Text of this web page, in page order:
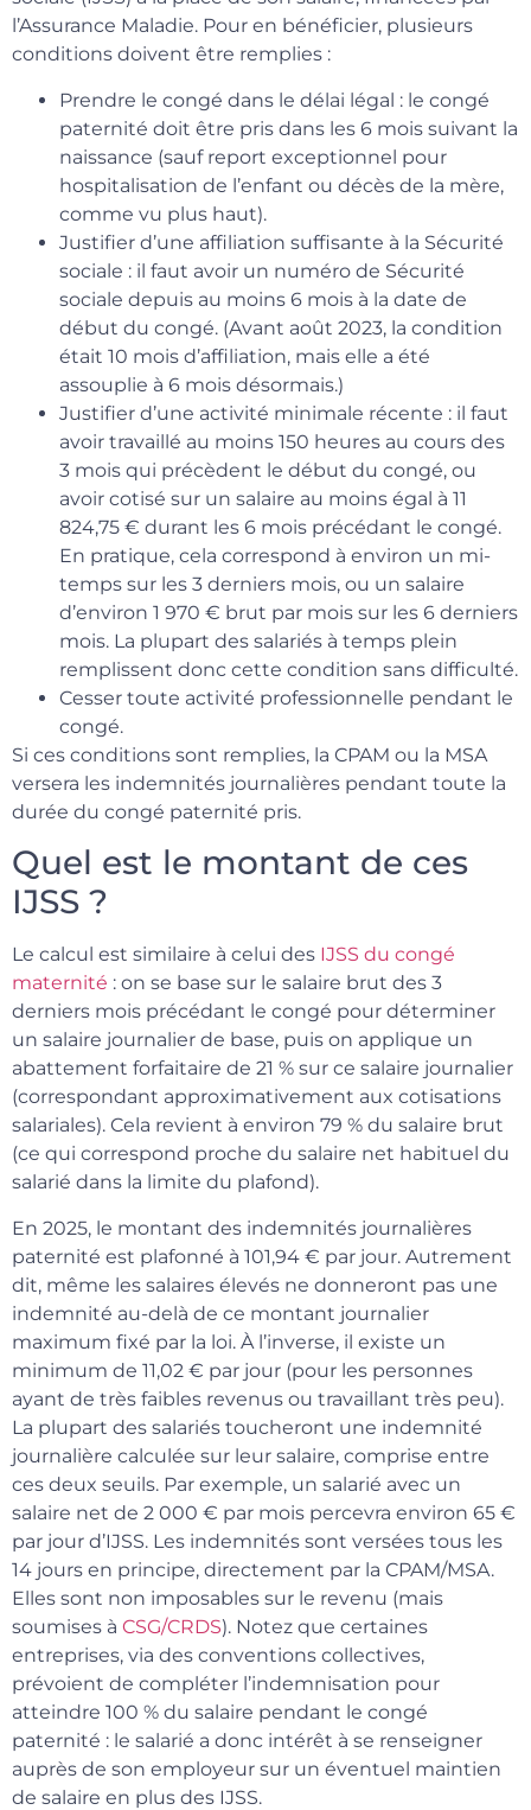
l’Assurance Maladie. Pour en bénéficier, plusieurs
conditions doivent être remplies :
Prendre le congé dans le délai légal : le congé
paternité doit être pris dans les 6 mois suivant la
naissance (sauf report exceptionnel pour
hospitalisation de l’enfant ou décès de la mère,
comme vu plus haut).
Justifier d’une affiliation suffisante à la Sécurité
sociale : il faut avoir un numéro de Sécurité
sociale depuis au moins 6 mois à la date de
début du congé. (Avant août 2023, la condition
était 10 mois d’affiliation, mais elle a été
assouplie à 6 mois désormais.)
Justifier d’une activité minimale récente : il faut
avoir travaillé au moins 150 heures au cours des
3 mois qui précèdent le début du congé, ou
avoir cotisé sur un salaire au moins égal à 11
824,75 € durant les 6 mois précédant le congé.
En pratique, cela correspond à environ un mi-
temps sur les 3 derniers mois, ou un salaire
d’environ 1 970 € brut par mois sur les 6 derniers
mois. La plupart des salariés à temps plein
remplissent donc cette condition sans difficulté.
Cesser toute activité professionnelle pendant le
congé.
Si ces conditions sont remplies, la CPAM ou la MSA
versera les indemnités journalières pendant toute la
durée du congé paternité pris.
Quel est le montant de ces
IJSS ?
Le calcul est similaire à celui des IJSS du congé
maternité : on se base sur le salaire brut des 3
derniers mois précédant le congé pour déterminer
un salaire journalier de base, puis on applique un
abattement forfaitaire de 21 % sur ce salaire journalier
(correspondant approximativement aux cotisations
salariales). Cela revient à environ 79 % du salaire brut
(ce qui correspond proche du salaire net habituel du
salarié dans la limite du plafond).
En 2025, le montant des indemnités journalières
paternité est plafonné à 101,94 € par jour. Autrement
dit, même les salaires élevés ne donneront pas une
indemnité au-delà de ce montant journalier
maximum fixé par la loi. À l’inverse, il existe un
minimum de 11,02 € par jour (pour les personnes
ayant de très faibles revenus ou travaillant très peu).
La plupart des salariés toucheront une indemnité
journalière calculée sur leur salaire, comprise entre
ces deux seuils. Par exemple, un salarié avec un
salaire net de 2 000 € par mois percevra environ 65 €
par jour d’IJSS. Les indemnités sont versées tous les
14 jours en principe, directement par la CPAM/MSA.
Elles sont non imposables sur le revenu (mais
soumises à CSG/CRDS). Notez que certaines
entreprises, via des conventions collectives,
prévoient de compléter l’indemnisation pour
atteindre 100 % du salaire pendant le congé
paternité : le salarié a donc intérêt à se renseigner
auprès de son employeur sur un éventuel maintien
de salaire en plus des IJSS.